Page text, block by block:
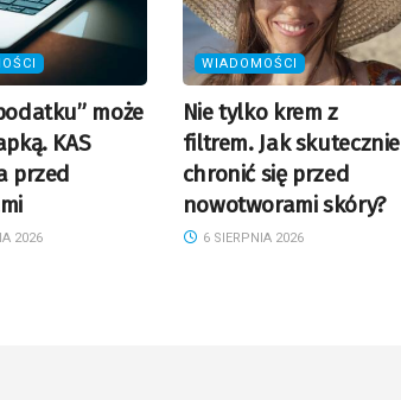
może
KAS
przed
2026
WIADOMOŚCI
Nie tylko krem z
filtrem. Jak skutecznie
chronić się przed
nowotworami skóry?
6 SIERPNIA 2026